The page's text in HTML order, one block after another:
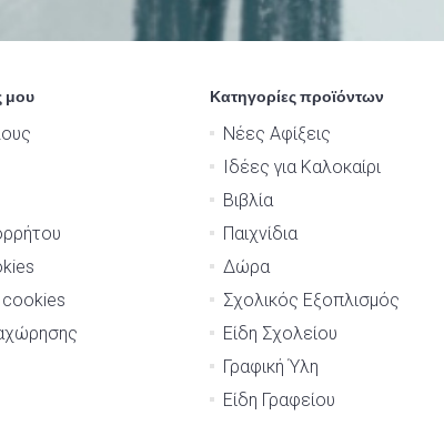
μου
cookies
Κατηγορίες προϊόντων
Νέες Αφίξεις
Ιδέες για Καλοκαίρι
Βιβλία
Παιχνίδια
Δώρα
Σχολικός Εξοπλισμός
Είδη Σχολείου
Γραφική Ύλη
Είδη Γραφείου